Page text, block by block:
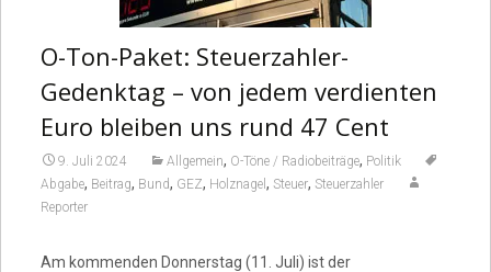
O-Ton-Paket: Steuerzahler-
Gedenktag – von jedem verdienten
Euro bleiben uns rund 47 Cent
9. Juli 2024 Allgemein, O-Töne / Radiobeiträge, Politik
Abgabe, Beitrag, Bund, GEZ, Holznagel , Steuer, Steuerzahler
Reporter
Am kommenden Donnerstag (11. Juli) ist der